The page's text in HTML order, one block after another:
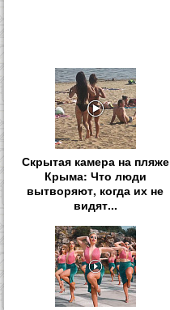
Скрытая камера на пляже
Крыма: Что люди
вытворяют, когда их не
видят...